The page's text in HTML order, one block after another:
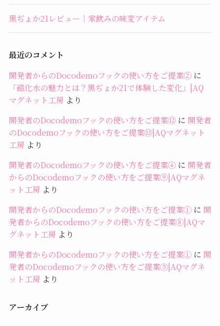
黒ぢょか21レビュー｜家飲みの味変アイテム
最近のコメント
開発者からのDocodemoフックの使い方をご提案②に
「磁化水の魅力とは？黒ぢょか21で体験した変化」|AQ
マグネット工房 より
開発者のDocodemoフックの使い方をご提案⑫に 開発者
のDocodemoフックの使い方をご提案⑬|AQマグネット
工房 より
開発者のDocodemoフックの使い方をご提案④に 開発者
からのDocodemoフックの使い方をご提案⑨|AQマグネ
ット工房 より
開発者からのDocodemoフックの使い方をご提案①に 開
発者からのDocodemoフックの使い方をご提案⑧|AQマ
グネット工房 より
開発者からのDocodemoフックの使い方をご提案①に 開
発者のDocodemoフックの使い方をご提案⑤|AQマグネ
ット工房 より
アーカイブ